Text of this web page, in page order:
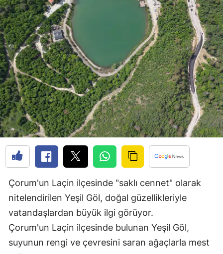
Çorum
Denizli
Diyarbakır
Edirne
Elazığ
Erzincan
Erzurum
Eskişehir
Gaziantep
Giresun
Hakkari
Hatay
Çorum'un Laçin ilçesinde "saklı cennet" olarak
nitelendirilen Yeşil Göl, doğal güzellikleriyle
vatandaşlardan büyük ilgi görüyor.
Çorum'un Laçin ilçesinde bulunan Yeşil Göl,
suyunun rengi ve çevresini saran ağaçlarla mest